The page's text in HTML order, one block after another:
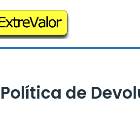
Política de